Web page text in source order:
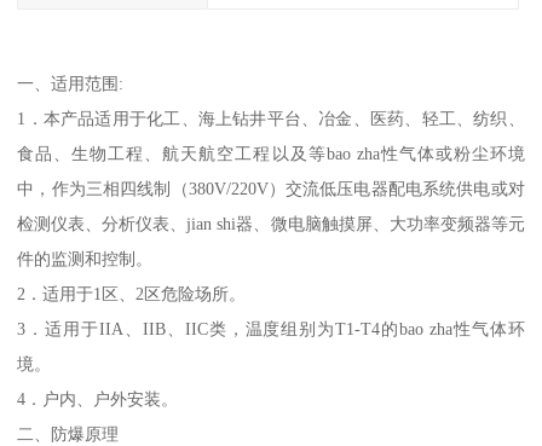
一、适用范围:
1．本产品适用于化工、海上钻井平台、冶金、医药、轻工、纺织、
食品、生物工程、航天航空工程以及等bao zha性气体或粉尘环境
中，作为三相四线制（380V/220V）交流低压电器配电系统供电或对
检测仪表、分析仪表、jian shi器、微电脑触摸屏、大功率变频器等元
件的监测和控制。
2．适用于1区、2区危险场所。
3．适用于IIA、IIB、IIC类，温度组别为T1-T4的bao zha性气体环
境。
4．户内、户外安装。
二、防爆原理